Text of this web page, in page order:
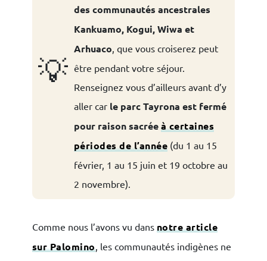
💡
des communautés ancestrales
Kankuamo, Kogui, Wiwa et
Arhuaco, que vous croiserez peut
être pendant votre séjour.
Renseignez vous d’ailleurs avant d’y
aller car le parc Tayrona est fermé
pour raison sacréeà certaines
périodes de l’année (du 1 au 15
février, 1 au 15 juin et 19 octobre au
2 novembre).
Comme nous l’avons vu dans notre article
sur Palomino, les communautés indigènes ne